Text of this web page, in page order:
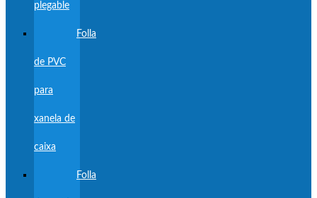
plegable
Folla
de PVC
para
xanela de
caixa
Folla